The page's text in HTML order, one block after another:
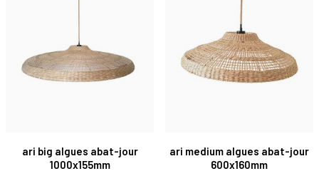
ari big algues abat-jour
1000x155mm
ari medium algues abat-jour
600x160mm